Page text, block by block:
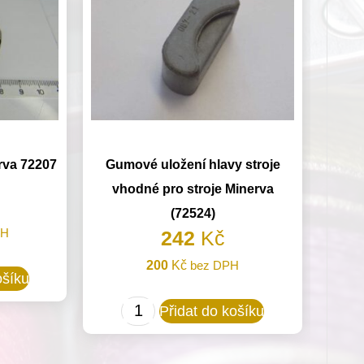
72207
Gumové uložení hlavy stroje
vhodné pro stroje Minerva
(72524)
242 Kč
200 Kč bez DPH
Gumové
uložení
Přidat do košíku